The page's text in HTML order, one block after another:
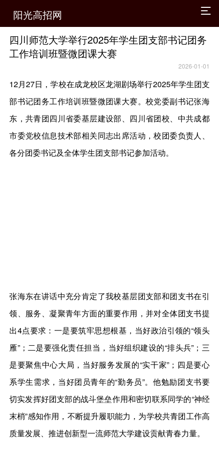
阳光高招网
四川师范大学举行2025年学生团支部书记团务
工作培训班暨微团课大赛
2026-01-01
12月27日，学校在成龙校区龙湖剧场举行2025年学生团支
部书记团务工作培训班暨微团课大赛。校党委副书记张海
东，共青团四川省委基层建设部、四川省团校、中共成都
市委党校信息技术部相关同志出席活动，校团委负责人、
各分团委书记及全体学生团支部书记参加活动。
张海东在讲话中充分肯定了我校基层团支部和团支书在引
领、服务、凝聚青年方面的重要作用，并对全体团支书提
出4点要求：一是要筑牢思想根基，当好政治引领的“领头
雁”；二是要强化责任担当，当好组织建设的“排头兵”；三
是要聚焦中心大局，当好服务发展的“实干家”；四是要心
系学生需求，当好团员青年的“勤务员”。他勉励团支书要
切实发挥好团支部的战斗堡垒作用和密切联系同学的“神经
末梢”感知作用，不断提升履职能力，为学校共青团工作高
质量发展、推进创新型一流师范大学建设贡献青春力量。